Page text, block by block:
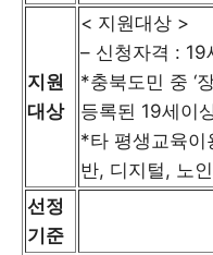
지원
대상
< 지원대상 >
– 신청자격 : 19
*충북도민 중 ‘
등록된 19세이
*타 평생교육이
반, 디지털, 노
선정
기준